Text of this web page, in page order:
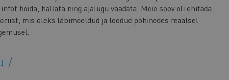
hoida, hallata ning ajalugu vaadata. Meie soov oli ehitada
mis oleks läbimõeldud ja loodud põhinedes reaalsel